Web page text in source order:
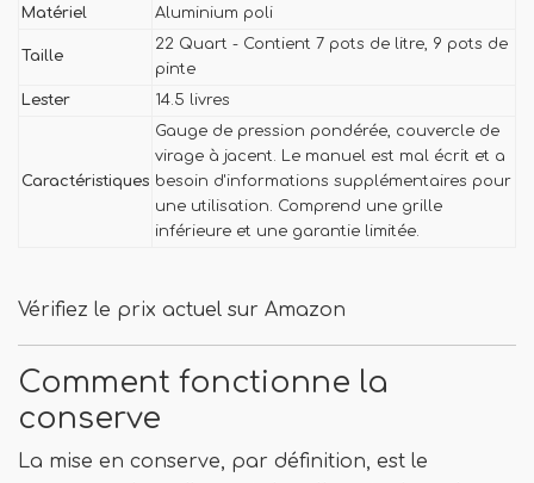
Matériel Aluminium poli
Taille
22 Quart - Contient 7 pots de litre, 9 pots de
pinte
Lester
14.5 livres
Caractéristiques
Gauge de pression pondérée, couvercle de
virage à jacent. Le manuel est mal écrit et a
besoin d'informations supplémentaires pour
une utilisation. Comprend une grille
inférieure et une garantie limitée.
Vérifiez le prix actuel sur Amazon
Comment fonctionne la
conserve
La mise en conserve, par définition, est le